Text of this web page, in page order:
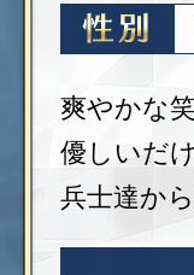
爽やかな
優しいだ
兵士達か